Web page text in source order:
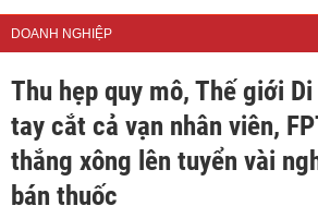
DOANH NGHIỆP
Thu hẹp quy mô, Thế giới
tay cắt cả vạn nhân viên,
thắng xông lên tuyển vài
bán thuốc